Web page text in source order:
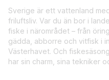
Sverige är ett vattenland
friluftsliv. Var du än bor i
fiske i närområdet – från
gädda, abborre och vitfisk i
Västerhavet. Och
har sin charm, sina tekniker